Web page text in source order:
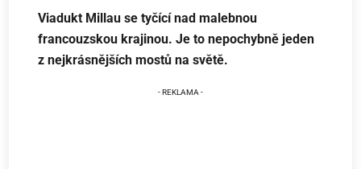
Viadukt Millau se tyčící nad malebnou
francouzskou krajinou. Je to nepochybně jeden
z nejkrásnějších mostů na světě.